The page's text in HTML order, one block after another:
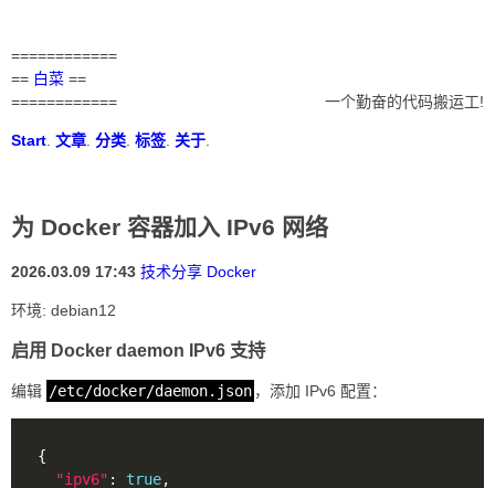
============
== 白菜 ==
============
一个勤奋的代码搬运工!
Start 文章 分类 标签 关于
为 Docker 容器加入 IPv6 网络
2026.03.09 17:43 技术分享 Docker
环境: debian12
启用 Docker daemon IPv6 支持
编辑 /etc/docker/daemon.json ，添加 IPv6 配置：
"ipv6" : true